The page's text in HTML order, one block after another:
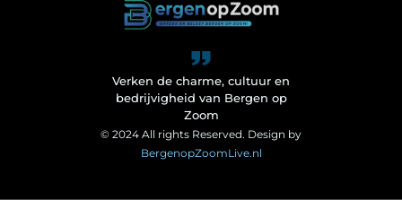
Verken de charme, cultuur en
bedrijvigheid van Bergen op
Zoom
© 2024 All rights Reserved. Design by
BergenopZoomLive.nl